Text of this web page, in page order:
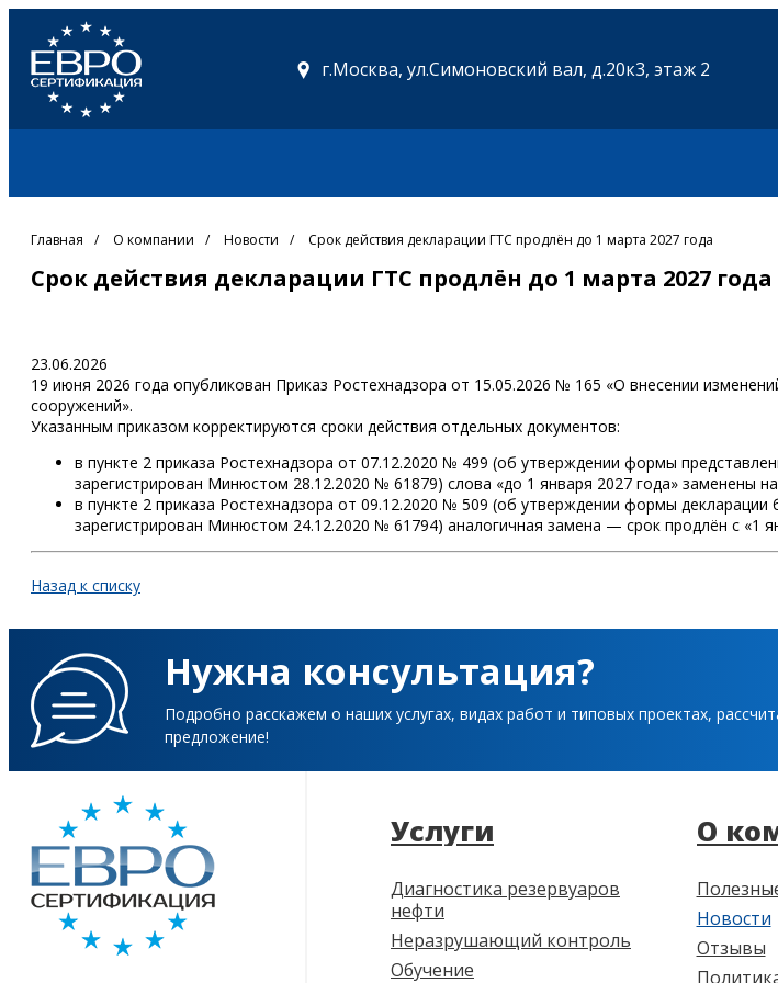
г.Москва, ул.Симоновский вал, д.20к3, этаж 2
Главная / О компании / Новости / Срок действия декларации ГТС продлён до 1 марта 2027 года
Срок действия декларации ГТС продлён до 1 марта 2027 года
23.06.2026
19 июня 2026 года опубликован Приказ Ростехнадзора от 15.05.2026 № 165 «О внесении
сооружений».
Указанным приказом корректируются сроки действия отдельных документов:
в пункте 2 приказа Ростехнадзора от 07.12.2020 № 499 (об утверждении формы
зарегистрирован Минюстом 28.12.2020 № 61879) слова «до 1 января 2027 года» заменены
в пункте 2 приказа Ростехнадзора от 09.12.2020 № 509 (об утверждении формы
зарегистрирован Минюстом 24.12.2020 № 61794) аналогичная замена — срок продлён с «1
Назад к списку
Нужна консультация?
Подробно расскажем о наших услугах, видах работ и типовых проектах,
предложение!
Услуги
Диагностика резервуаров
нефти
Неразрушающий контроль
Обучение
О
Новости
Отзывы